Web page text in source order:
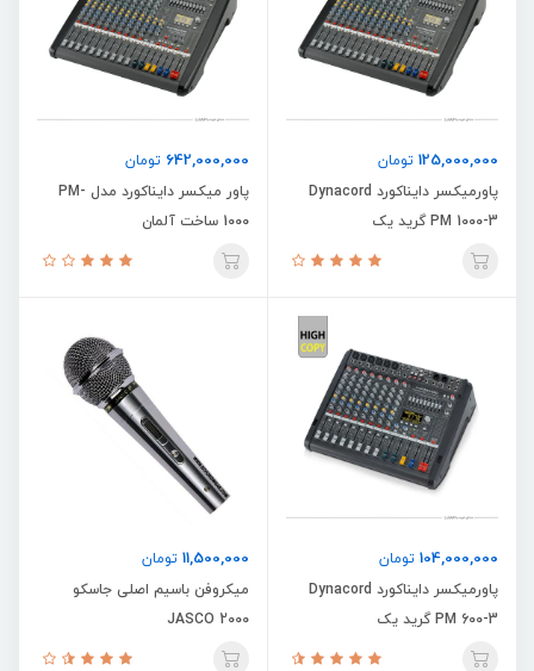
125,000,000 تومان
پاورمیکسر دایناکورد Dynacord
PM 1000-3 گرید یک
642,000,000 تومان
پاور میکسر دایناکورد مدل PM-
1000 ساخت آلمان
104,000,000 تومان
پاورمیکسر دایناکورد Dynacord
PM 600-3 گرید یک
11,500,000 تومان
میکروفن باسیم اصلی جاسکو
JASCO 2000